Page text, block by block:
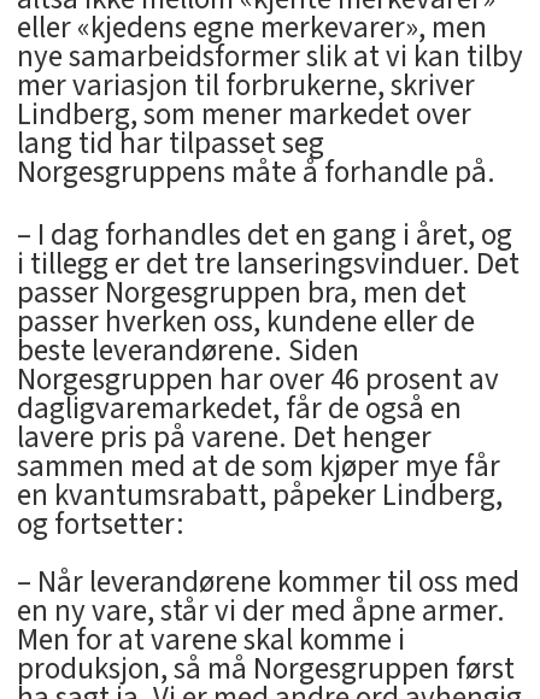
eller «kjedens egne merkevarer», men
nye samarbeidsformer slik at vi kan tilby
mer variasjon til forbrukerne, skriver
Lindberg, som mener markedet over
lang tid har tilpasset seg
Norgesgruppens måte å forhandle på.
– I dag forhandles det en gang i året, og
i tillegg er det tre lanseringsvinduer. Det
passer Norgesgruppen bra, men det
passer hverken oss, kundene eller de
beste leverandørene. Siden
Norgesgruppen har over 46 prosent av
dagligvaremarkedet, får de også en
lavere pris på varene. Det henger
sammen med at de som kjøper mye får
en kvantumsrabatt, påpeker Lindberg,
og fortsetter:
– Når leverandørene kommer til oss med
en ny vare, står vi der med åpne armer.
Men for at varene skal komme i
produksjon, så må Norgesgruppen først